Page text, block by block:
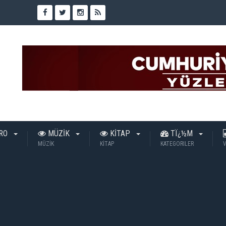
MÜZİK
MÜZİK
KİTAP
KİTAP
TÏ¿½M
KATEGORILER